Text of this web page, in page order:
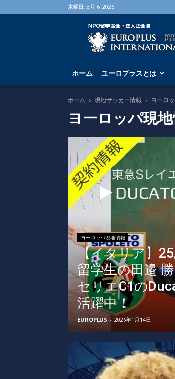
木曜日, 8月 6, 2026
海
外
サ
ー
学
な
ら
ー
ロ
ラ
ス
へ
ホーム ユーロプラスとは
ホーム 現地サッカー情報 ヨーロ
ヨーロッパ現
ヨーロッパ現地情報
【イタリア】
留学生の田邉
セリエC1の
活躍中！
EUROPLUS - 2026年1月14日